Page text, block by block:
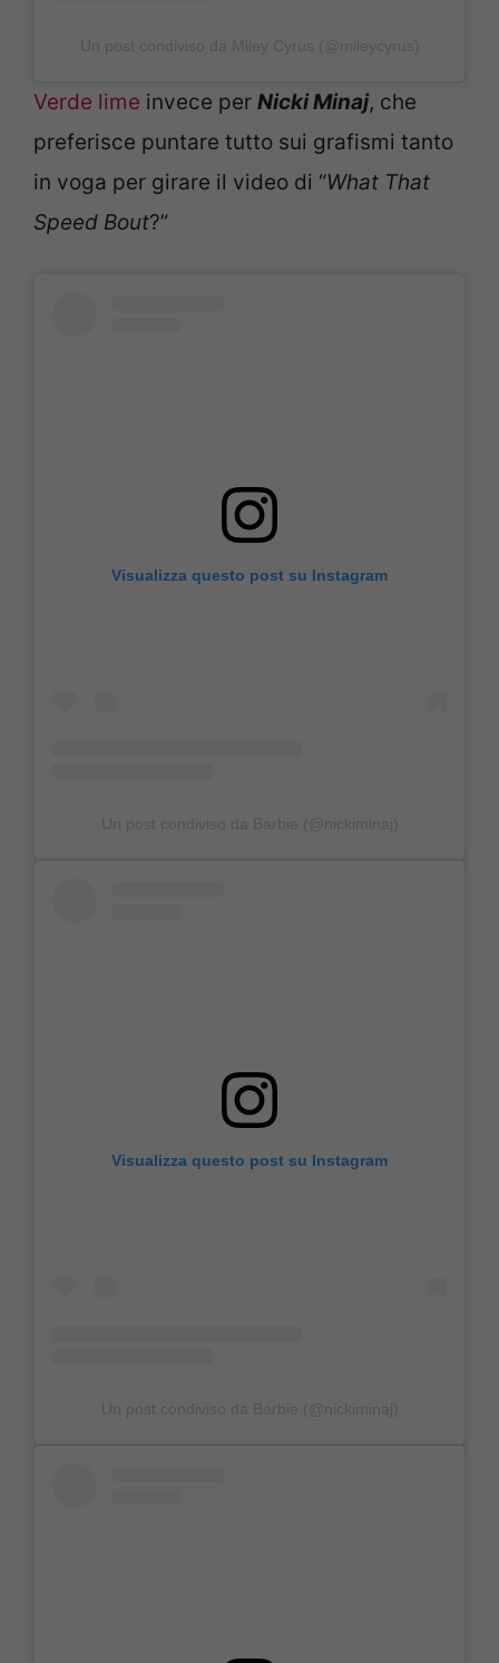
Verde lime invece per Nicki Minaj, che
preferisce puntare tutto sui grafismi tanto
in voga per girare il video di “What That
Speed Bout?”
Visualizza questo post su Instagram
Visualizza questo post su Instagram